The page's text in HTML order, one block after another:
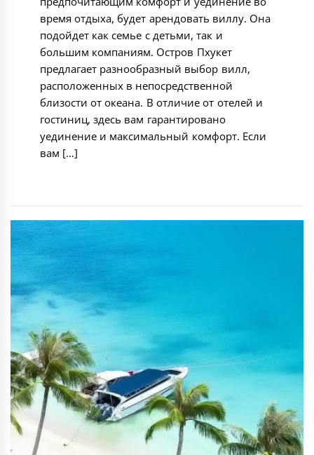
время отдыха, будет арендовать виллу. Она
подойдет как семье с детьми, так и
большим компаниям. Остров Пхукет
предлагает разнообразный выбор вилл,
расположенных в непосредственной
близости от океана. В отличие от отелей и
гостиниц, здесь вам гарантировано
уединение и максимальный комфорт. Если
вам […]